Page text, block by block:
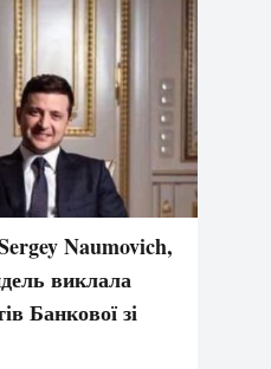
Naumovich,
виклала
Банкової зі